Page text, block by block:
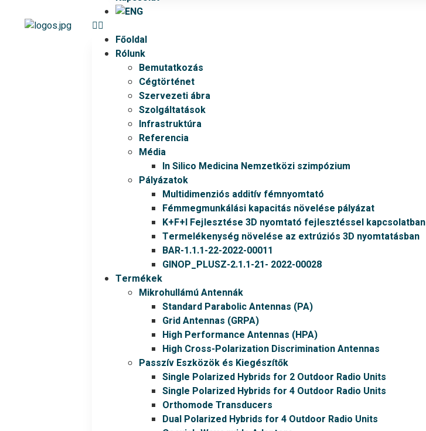
Főoldal
Rólunk
Bemutatkozás
Cégtörténet
Szervezeti ábra
Szolgáltatások
Infrastruktúra
Referencia
Média
In Silico Medicina Nemzetközi szimpózium
Pályázatok
Multidimenziós additív fémnyomtató
Fémmegmunkálási kapacitás növelése pályázat
K+F+I Fejlesztése 3D nyomtató fejlesztéssel kapcsolatban
Termelékenység növelése az extrúziós 3D nyomtatásban
BAR-1.1.1-22-2022-00011
GINOP_PLUSZ-2.1.1-21- 2022-00028
Termékek
Mikrohullámú Antennák
Standard Parabolic Antennas (PA)
Grid Antennas (GRPA)
High Performance Antennas (HPA)
High Cross-Polarization Discrimination Antennas
Passzív Eszközök és Kiegészítők
Single Polarized Hybrids for 2 Outdoor Radio Units
Single Polarized Hybrids for 4 Outdoor Radio Units
Orthomode Transducers
Dual Polarized Hybrids for 4 Outdoor Radio Units